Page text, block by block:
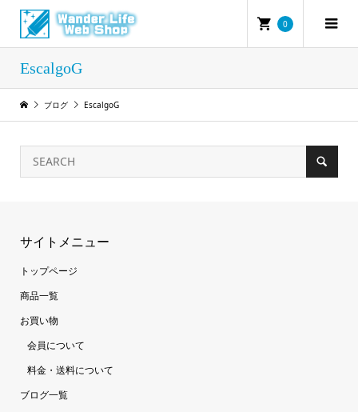
0
EscalgoG
ブログ EscalgoG
サイトメニュー
トップページ
商品一覧
お買い物
会員について
料金・送料について
ブログ一覧